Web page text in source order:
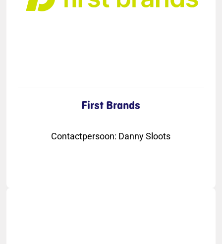
First Brands
Contactpersoon: Danny Sloots